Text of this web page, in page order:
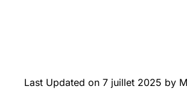
Last Updated on 7 juillet 2025 by